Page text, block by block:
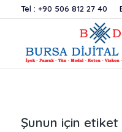
Tel :+90 506 812 27 40
Şunun için etiket